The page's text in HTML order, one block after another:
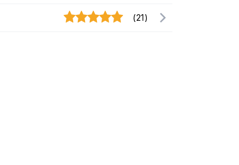
(21)